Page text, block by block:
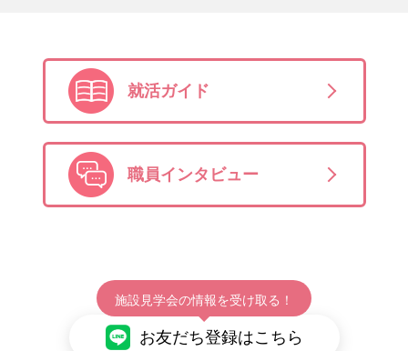
就活ガイド
職員インタビュー
施設見学会の情報を受け取る！
お友だち登録はこちら